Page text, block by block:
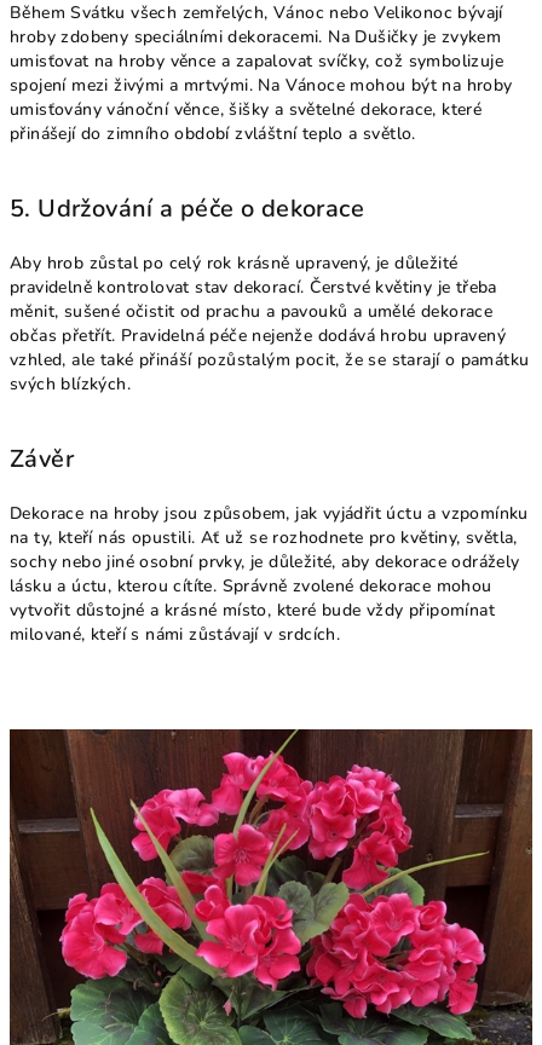
Během Svátku všech zemřelých, Vánoc nebo Velikonoc bývají
hroby zdobeny speciálními dekoracemi. Na Dušičky je zvykem
umisťovat na hroby věnce a zapalovat svíčky, což symbolizuje
spojení mezi živými a mrtvými. Na Vánoce mohou být na hroby
umisťovány vánoční věnce, šišky a světelné dekorace, které
přinášejí do zimního období zvláštní teplo a světlo.
5. Udržování a péče o dekorace
Aby hrob zůstal po celý rok krásně upravený, je důležité
pravidelně kontrolovat stav dekorací. Čerstvé květiny je třeba
měnit, sušené očistit od prachu a pavouků a umělé dekorace
občas přetřít. Pravidelná péče nejenže dodává hrobu upravený
vzhled, ale také přináší pozůstalým pocit, že se starají o památku
svých blízkých.
Závěr
Dekorace na hroby jsou způsobem, jak vyjádřit úctu a vzpomínku
na ty, kteří nás opustili. Ať už se rozhodnete pro květiny, světla,
sochy nebo jiné osobní prvky, je důležité, aby dekorace odrážely
lásku a úctu, kterou cítíte. Správně zvolené dekorace mohou
vytvořit důstojné a krásné místo, které bude vždy připomínat
milované, kteří s námi zůstávají v srdcích.